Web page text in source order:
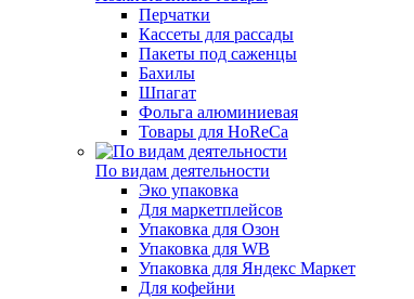
Перчатки
Кассеты для рассады
Пакеты под саженцы
Бахилы
Шпагат
Фольга алюминиевая
Товары для HoReCa
По видам деятельности
Эко упаковка
Для маркетплейсов
Упаковка для Озон
Упаковка для WB
Упаковка для Яндекс Маркет
Для кофейни